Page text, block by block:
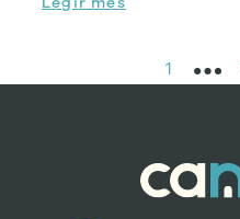
1 …